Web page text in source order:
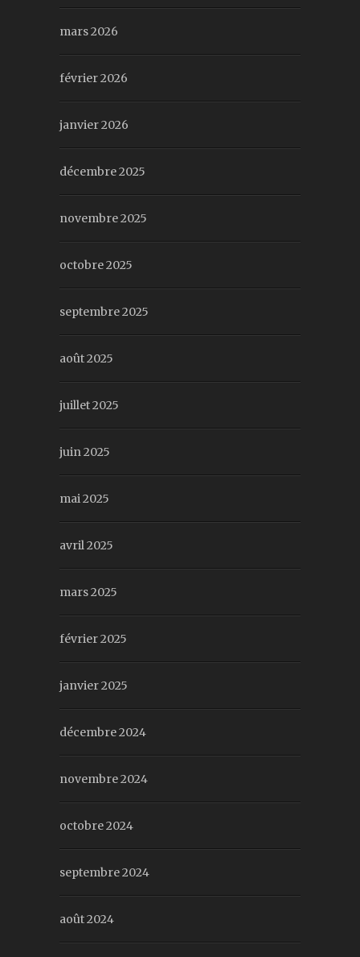
mars 2026
février 2026
janvier 2026
décembre 2025
novembre 2025
octobre 2025
septembre 2025
août 2025
juillet 2025
juin 2025
mai 2025
avril 2025
mars 2025
février 2025
janvier 2025
décembre 2024
novembre 2024
octobre 2024
septembre 2024
août 2024